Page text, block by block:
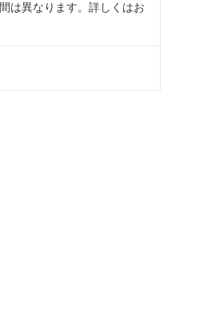
は異なります。詳しくはお